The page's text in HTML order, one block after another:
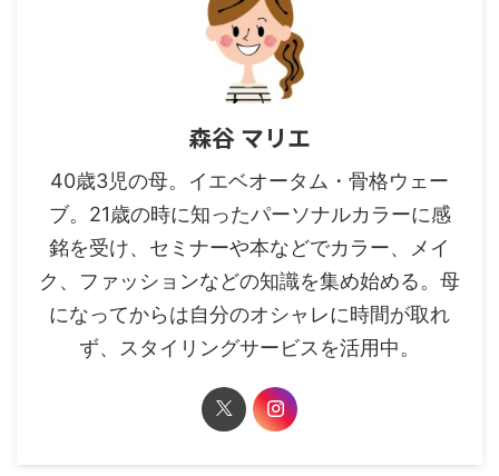
森谷 マリエ
40歳3児の母。イエベオータム・骨格ウェー
ブ。21歳の時に知ったパーソナルカラーに感
銘を受け、セミナーや本などでカラー、メイ
ク、ファッションなどの知識を集め始める。母
になってからは自分のオシャレに時間が取れ
ず、スタイリングサービスを活用中。